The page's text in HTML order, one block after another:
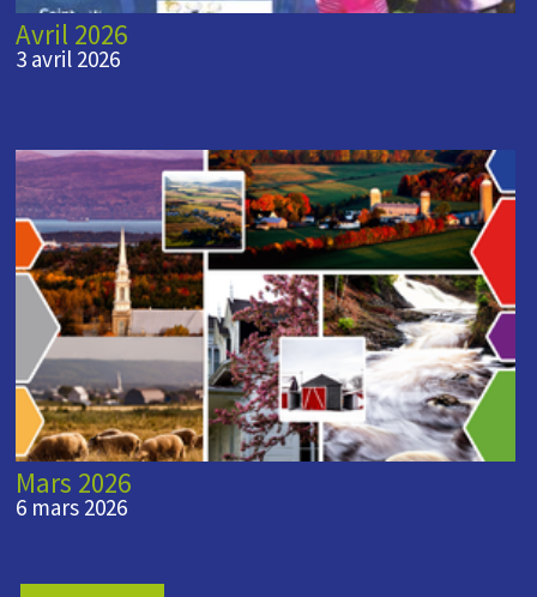
Avril 2026
3 avril 2026
Mars 2026
6 mars 2026